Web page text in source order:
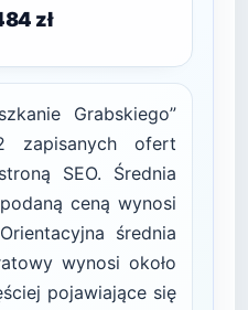
zł
Grabskiego”
zapisanych ofert
SEO. Średnia
ceną wynosi
średnia
wynosi około
pojawiające się